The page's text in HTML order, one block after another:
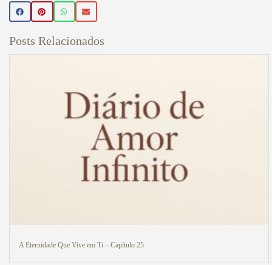
Posts Relacionados
A Eternidade Que Vive em Ti – Capítulo 25